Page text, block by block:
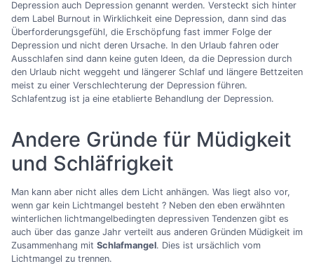
Depression auch Depression genannt werden. Versteckt sich hinter
dem Label Burnout in Wirklichkeit eine Depression, dann sind das
Überforderungsgefühl, die Erschöpfung fast immer Folge der
Depression und nicht deren Ursache. In den Urlaub fahren oder
Ausschlafen sind dann keine guten Ideen, da die Depression durch
den Urlaub nicht weggeht und längerer Schlaf und längere Bettzeiten
meist zu einer Verschlechterung der Depression führen.
Schlafentzug ist ja eine etablierte Behandlung der Depression.
Andere Gründe für Müdigkeit
und Schläfrigkeit
Man kann aber nicht alles dem Licht anhängen. Was liegt also vor,
wenn gar kein Lichtmangel besteht ? Neben den eben erwähnten
winterlichen lichtmangelbedingten depressiven Tendenzen gibt es
auch über das ganze Jahr verteilt aus anderen Gründen Müdigkeit im
Zusammenhang mit Schlafmangel. Dies ist ursächlich vom
Lichtmangel zu trennen.